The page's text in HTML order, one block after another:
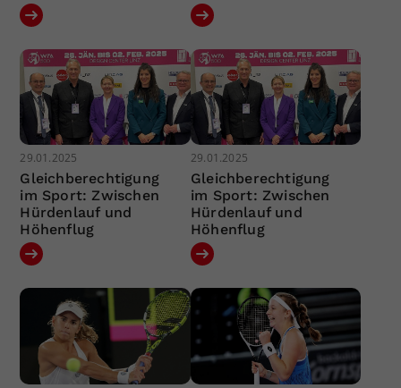
29.01.2025
Gleichberechtigung
im Sport: Zwischen
Hürdenlauf und
Höhenflug
29.01.2025
Gleichberechtigung
im Sport: Zwischen
Hürdenlauf und
Höhenflug